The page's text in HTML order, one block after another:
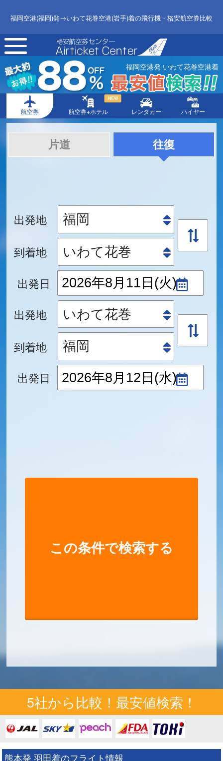
福岡空港(福岡)発→いわて花巻空港(岩手)着の飛行機・格安航空券比較
toggle
navigation
福岡空港発 いわて花巻空港着
航空券 航空券+ホテル
NEW
レンタカー ハイヤー
片道 往復
出発地
到着地
出発日
出発地
到着地
出発日
5社から比較！最安値検索！
熊本発 羽田着のフライト情報